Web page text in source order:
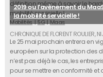
2019 ou l’avènement du
la mobilité servicielle !
définition même à savoir le
mobilité servicielle !
Mobilités
5G Maas
Le 25 mai prochain entrera en
européen sur la protection des
n’est pas déjà le cas, les
pour se mettre en conformité et